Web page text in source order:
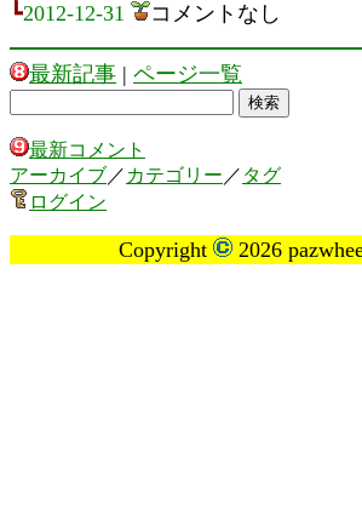
┗2012-12-31 コメントなし
最新記事 | ページ一覧
最新コメント
アーカイブ／ カテゴリー ／ タグ
ログイン
Copyright 2026